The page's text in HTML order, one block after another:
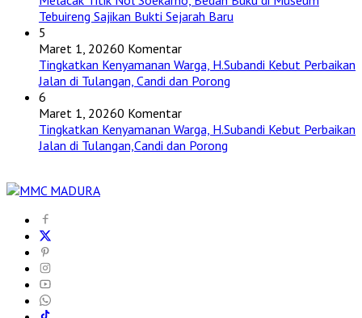
Tebuireng Sajikan Bukti Sejarah Baru
5
Maret 1, 20260 Komentar
Tingkatkan Kenyamanan Warga, H.Subandi Kebut Perbaikan
Jalan di Tulangan, Candi dan Porong
6
Maret 1, 20260 Komentar
Tingkatkan Kenyamanan Warga, H.Subandi Kebut Perbaikan
Jalan di Tulangan,Candi dan Porong